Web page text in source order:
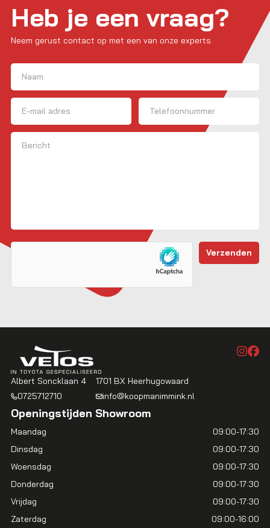
Heb je een vraag?
Neem gerust contact op met een van onze experts.
Naam
Voornaam
E-mailadres Telefoon
Bericht
Albert Soncklaan 4
1701 BX Heerhugowaard
0725712710
info@koopmanimmink.nl
Openingstijden Showroom
Maandag
09:00-17:30
Dinsdag
09:00-17:30
Woensdag
09:00-17:30
Donderdag
09:00-17:30
Vrijdag
09:00-17:30
Zaterdag
09:00-16:00